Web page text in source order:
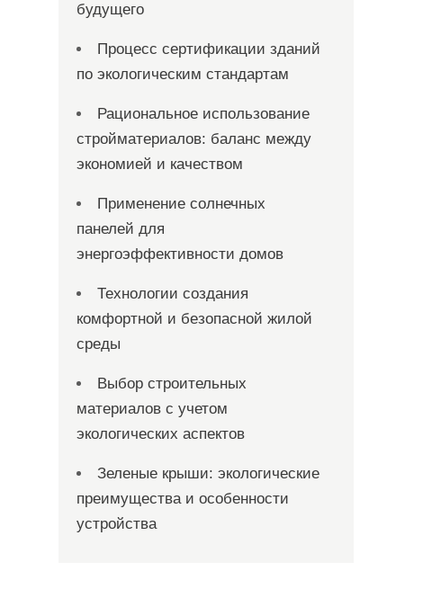
будущего
Процесс сертификации зданий
по экологическим стандартам
Рациональное использование
стройматериалов: баланс между
экономией и качеством
Применение солнечных
панелей для
энергоэффективности домов
Технологии создания
комфортной и безопасной жилой
среды
Выбор строительных
материалов с учетом
экологических аспектов
Зеленые крыши: экологические
преимущества и особенности
устройства